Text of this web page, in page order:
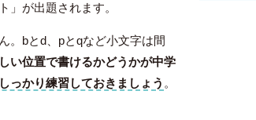
」が出題されます。
。bとd、pとqなど小文字は間
い位置で書けるかどうかが中学
っかり練習しておきましょう 。